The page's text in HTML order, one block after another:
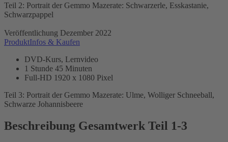
Teil 2: Portrait der Gemmo Mazerate: Schwarzerle, Esskastanie,
Schwarzpappel
Veröffentlichung Dezember 2022
ProduktInfos & Kaufen
DVD-Kurs, Lernvideo
1 Stunde 45 Minuten
Full-HD 1920 x 1080 Pixel
Teil 3: Portrait der Gemmo Mazerate: Ulme, Wolliger Schneeball,
Schwarze Johannisbeere
Beschreibung Gesamtwerk Teil 1-3